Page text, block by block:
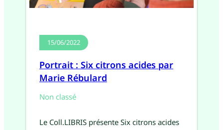
15/06/2022
Portrait : Six citrons acides par
Marie Rébulard
Non classé
Le Coll.LIBRIS présente Six citrons acides